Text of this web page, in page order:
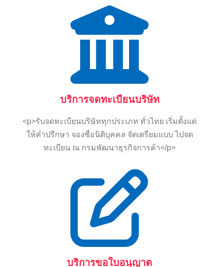
บริการจดทะเบียนบริษัท
<p>รับจดทะเบียนบริษัททุกประเภท ทั่วไทย เริ่มตั้งแต่
ให้คำปรึกษา จองชื่อนิติบุคคล จัดเตรียมแบบ ไปจด
ทะเบียน ณ กรมพัฒนาธุรกิจการค้า</p>
บริการขอใบอนุญาต